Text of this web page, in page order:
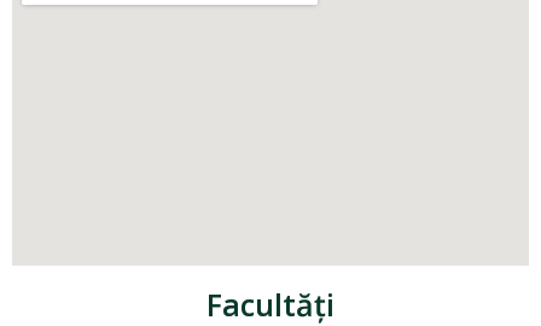
Facultăţi